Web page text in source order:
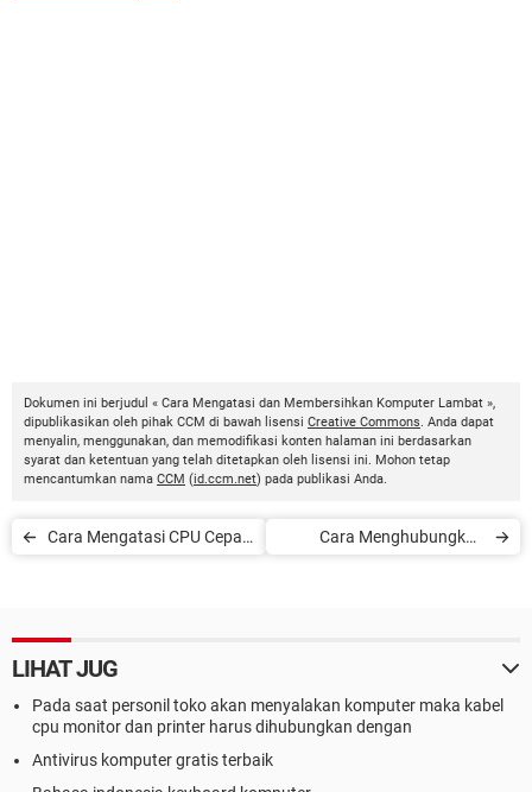
Dokumen ini berjudul « Cara Mengatasi dan Membersihkan Komputer Lambat »,
dipublikasikan oleh pihak CCM di bawah lisensi Creative Commons. Anda dapat
menyalin, menggunakan, dan memodifikasi konten halaman ini berdasarkan
syarat dan ketentuan yang telah ditetapkan oleh lisensi ini. Mohon tetap
mencantumkan nama CCM (id.ccm.net) pada publikasi Anda.
Cara Mengatasi CPU Cepat
Cara Menghubungkan
LIHAT JUG
Pada saat personil toko akan menyalakan komputer maka kabel
cpu monitor dan printer harus dihubungkan dengan
Antivirus komputer gratis terbaik